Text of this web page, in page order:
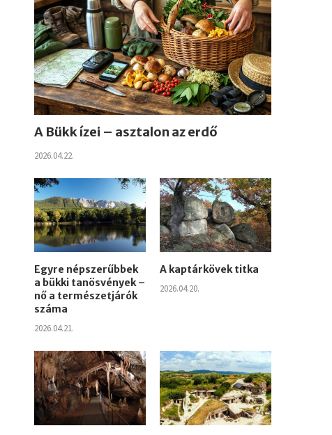
A Bükk ízei – asztalon az erdő
2026.04.22.
Egyre népszerűbbek
a bükki tanösvények –
nő a természetjárók
száma
2026.04.21.
A kaptárkövek titka
2026.04.20.